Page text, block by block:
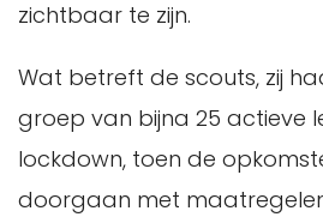
zichtbaar te zijn.
Wat betreft de scouts, zij
groep van bijna 25 actieve
lockdown, toen de
doorgaan met